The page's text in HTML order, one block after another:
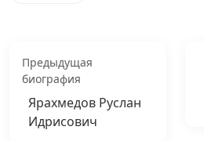
Предыдущая
биография
Ярахмедов Руслан
Идрисович